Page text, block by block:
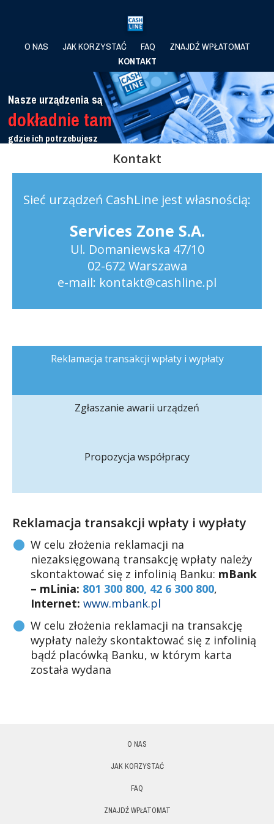
O NAS JAK KORZYSTAĆ FAQ
ZNAJDŹ WPŁATOMAT
KONTAKT
Oszczędzaj
Nasze urządzenia są
dokładnie tam
gdzieich potrzebujesz
Sprawdź
z CashLine
Kontakt
Sieć urządzeń CashLine jest własnością:
Services Zone S.A.
Ul. Domaniewska 47/10
02-672 Warszawa
e-mail: kontakt@cashline.pl
Reklamacja transakcji wpłaty i wypłaty
Zgłaszanie awarii urządzeń
Propozycja współpracy
Reklamacja transakcji wpłaty i wypłaty
W celu złożenia reklamacji na
niezaksięgowaną transakcję wpłaty należy
skontaktować się z infolinią Banku: mBank
– mLinia: 801 300 800, 42 6 300 800,
Internet: www.mbank.pl
W celu złożenia reklamacji na transakcję
wypłaty należy skontaktować się z infolinią
bądź placówką Banku, w którym karta
została wydana
O NAS
JAK KORZYSTAĆ
FAQ
ZNAJDŹ WPŁATOMAT